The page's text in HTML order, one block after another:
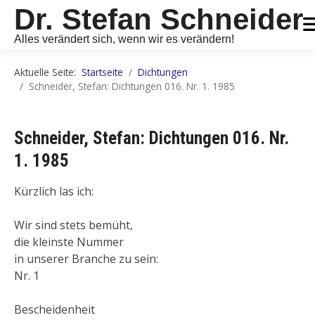
Dr. Stefan Schneider
Alles verändert sich, wenn wir es verändern!
Aktuelle Seite: Startseite
Dichtungen
Schneider, Stefan: Dichtungen 016. Nr. 1. 1985
Schneider, Stefan: Dichtungen 016. Nr.
1. 1985
Kürzlich las ich:
Wir sind stets bemüht,
die kleinste Nummer
in unserer Branche zu sein:
Nr. 1
Bescheidenheit